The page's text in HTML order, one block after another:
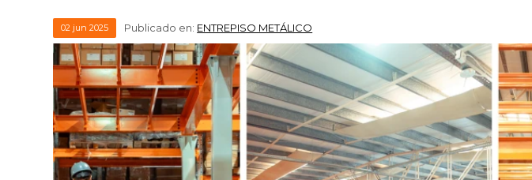
02 jun 2025 Publicado en: ENTREPISO METÁLICO